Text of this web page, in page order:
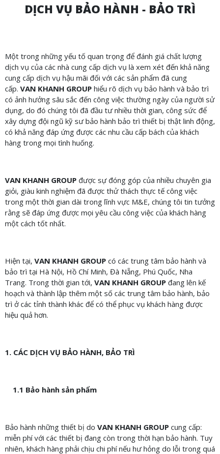
DỊCH VỤ BẢO HÀNH - BẢO TRÌ
Một trong những yếu tố quan trọng để đánh giá chất lượng
dịch vụ của các nhà cung cấp dịch vụ là xem xét đến khả năng
cung cấp dịch vụ hậu mãi đối với các sản phẩm đã cung
cấp. VAN KHANH GROUP hiểu rõ dịch vụ bảo hành và bảo trì
có ảnh hưởng sâu sắc đến công việc thường ngày của người sử
dụng, do đó chúng tôi đã đầu tư nhiều thời gian, công sức để
xây dựng đội ngũ kỹ sư bảo hành bảo trì thiết bị thật linh động,
có khả năng đáp ứng được các nhu cầu cấp bách của khách
hàng trong mọi tình huống.
VAN KHANH GROUP được sự đóng góp của nhiều chuyên gia
giỏi, giàu kinh nghiệm đã được thử thách thực tế công việc
trong một thời gian dài trong lĩnh vực M&E, chúng tôi tin tưởng
rằng sẽ đáp ứng được mọi yêu cầu công việc của khách hàng
một cách tốt nhất.
Hiện tại, VAN KHANH GROUP có các trung tâm bảo hành và
bảo trì tại Hà Nội, Hồ Chí Minh, Đà Nẵng, Phú Quốc, Nha
Trang. Trong thời gian tới, VAN KHANH GROUP đang lên kế
hoạch và thành lập thêm một số các trung tâm bảo hành, bảo
trì ở các tỉnh thành khác để có thể phục vụ khách hàng được
hiệu quả hơn.
1. CÁC DỊCH VỤ BẢO HÀNH, BẢO TRÌ
1.1 Bảo hành sản phẩm
Bảo hành những thiết bị do VAN KHANH GROUP cung cấp:
miễn phí với các thiết bị đang còn trong thời hạn bảo hành. Tuy
nhiên, khách hàng phải chịu chi phí nếu hư hỏng do lỗi trong quá